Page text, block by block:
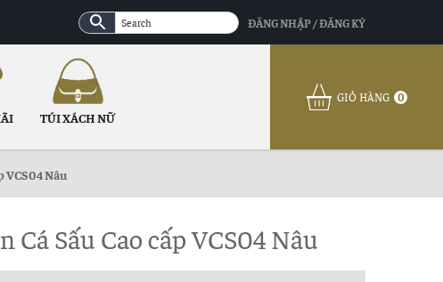
ĐĂNG NHẬP / ĐĂNG KÝ
TÚI XÁCH NỮ
GIỎ HÀNG 0
VCS04 Nâu
Cá Sấu Cao cấp VCS04 Nâu